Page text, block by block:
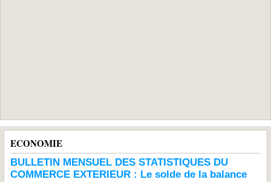
ECONOMIE
BULLETIN MENSUEL DES STATISTIQUES DU
COMMERCE EXTERIEUR : Le solde de la balance